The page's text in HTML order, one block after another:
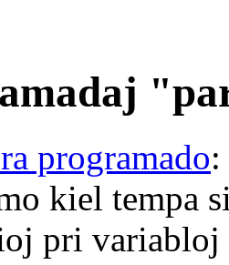
programado:
kiel tempa
pri variabloj